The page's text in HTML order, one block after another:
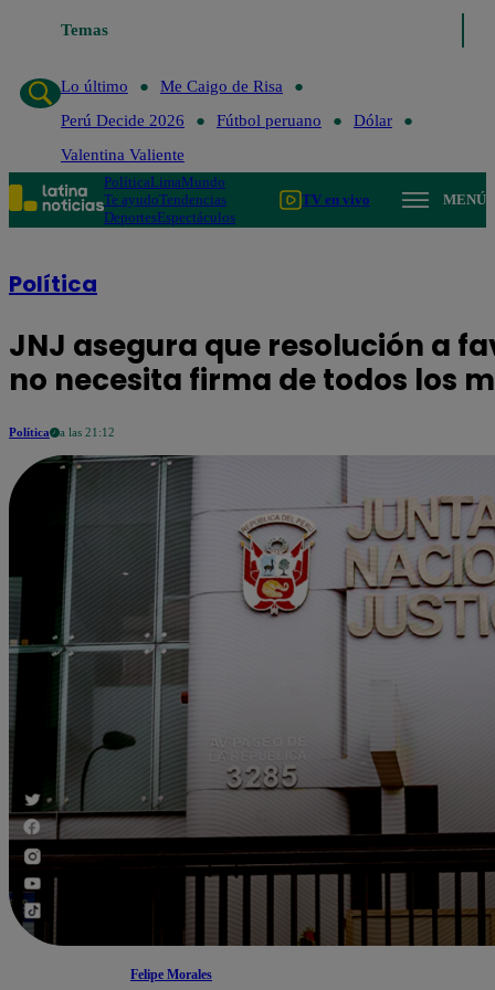
Temas
Lo último
Me Caigo de Risa
Perú Decide 2026
Fútbol peruano
Dólar
Valentina Valiente
PolíticaLimaMundo
Te ayudoTendencias
DeportesEspectáculos
TV en vivo MENÚ
Política
JNJ asegura que resolución a
no necesita firma de todos los
Política a las 21:12
Felipe Morales